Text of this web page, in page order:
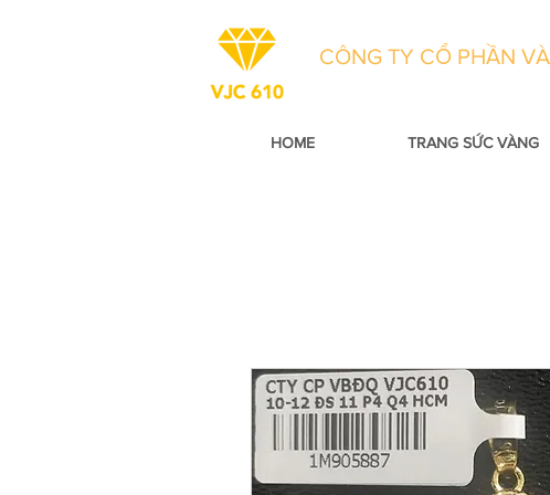
CÔNG TY CỔ PHẦN
HOME TRANG SỨC VÀNG